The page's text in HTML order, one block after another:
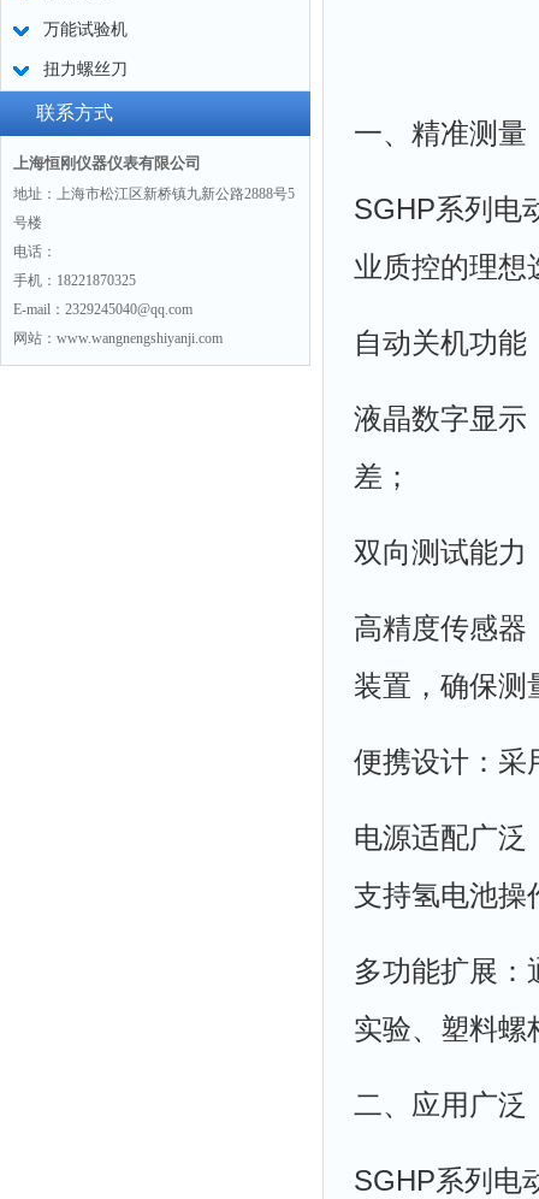
万能试验机
扭力螺丝刀
联系方式
上海恒刚仪器仪表有限公司
地址：上海市松江区新桥镇九新公路2888号5
号楼
电话：
手机：18221870325
E-mail：2329245040@qq.com
网站：www.wangnengshiyanji.com
一、精准测量
SGHP系列电
业质控的理想
自动关机功
液晶数字显示
差；
双向测试能力
高精度传感器
装置，确保测
便携设计：采
电源适配广泛
支持氢电池操
多功能扩展：
实验、塑料螺
二、应用广泛
SGHP系列电